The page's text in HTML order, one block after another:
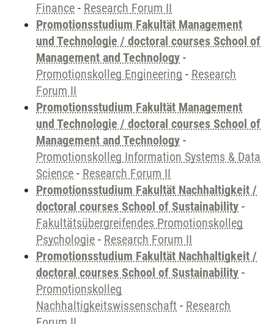
Finance - Research Forum II
Promotionsstudium Fakultät Management
und Technologie / doctoral courses School of
Management and Technology -
Promotionskolleg Engineering - Research
Forum II
Promotionsstudium Fakultät Management
und Technologie / doctoral courses School of
Management and Technology -
Promotionskolleg Information Systems & Data
Science - Research Forum II
Promotionsstudium Fakultät Nachhaltigkeit /
doctoral courses School of Sustainability -
Fakultätsübergreifendes Promotionskolleg
Psychologie - Research Forum II
Promotionsstudium Fakultät Nachhaltigkeit /
doctoral courses School of Sustainability -
Promotionskolleg
Nachhaltigkeitswissenschaft - Research